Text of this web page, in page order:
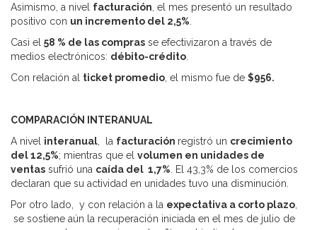
Asimismo, a nivel facturación , el mes presentó un resultado
positivo con un incremento del 2,5%
Casi el 58 % de las compras se efectivizaron a través de
medios electrónicos: débito-crédito
Con relación al ticket promedio , el mismo fue de $956.
COMPARACIÓN INTERANUAL
A nivel interanual , la facturación registró un crecimiento
del 12,5%; mientras que el volumen en unidades de
ventas sufrió una caída del 1,7% . El 43,3% de los comercios
declaran que su actividad en unidades tuvo una disminución.
Por otro lado, y con relación a la expectativa a corto plazo
se sostiene aún la recuperación iniciada en el mes de julio de